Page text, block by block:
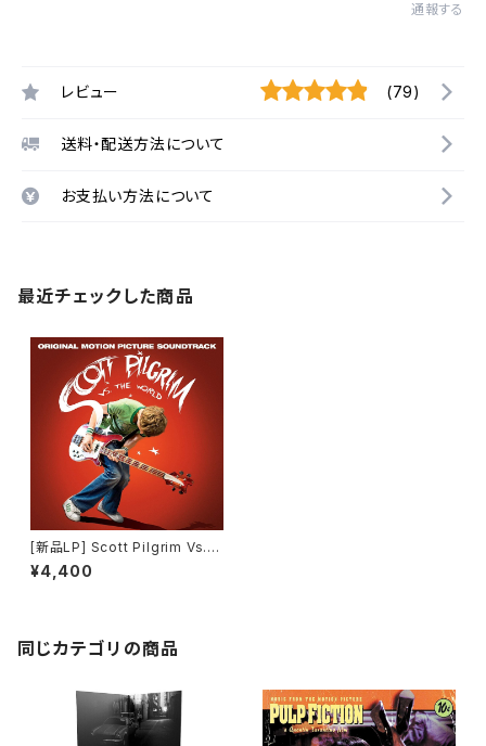
通報する
レビュー (79)
送料・配送方法について
お支払い方法について
最近チェックした商品
[新品LP] Scott Pilgrim Vs. t
he World - 10th Anniversar
y Edition / スコット・ピルグリム
¥4,400
同じカテゴリの商品